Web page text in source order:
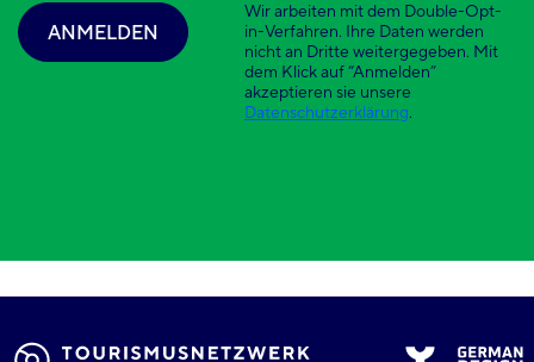
Wir arbeiten mit dem Double-Opt-
in-Verfahren. Ihre Daten werden
nicht an Dritte weitergegeben. Mit
dem Klick auf “Anmelden”
akzeptieren sie unsere
Datenschutzerklärung.
ANMELDEN